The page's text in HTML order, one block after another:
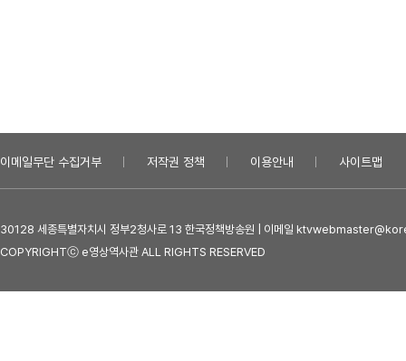
이메일무단 수집거부 저작권 정책 이용안내 사이트맵
30128 세종특별자치시 정부2청사로 13 한국정책방송원 | 이메일
COPYRIGHTⓒ e영상역사관 ALL RIGHTS RESERVED